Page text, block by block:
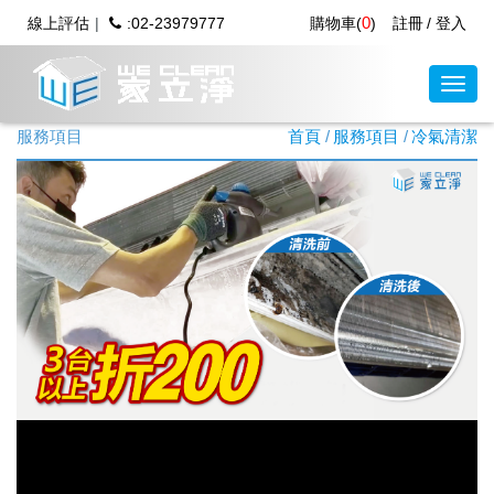
線上評估 :02-23979777 註冊 登入
購物車(0)
服務項目 首頁 服務項目 冷氣清潔